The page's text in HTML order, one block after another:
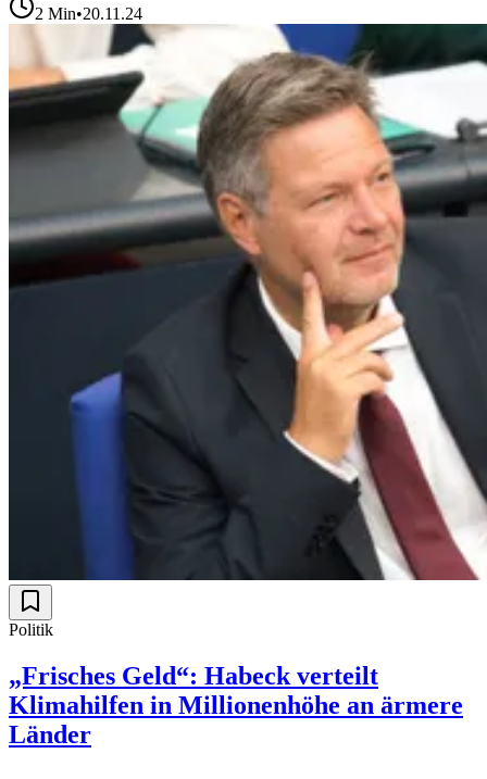
2 Min•20.11.24
Politik
„Frisches Geld“: Habeck verteilt
Klimahilfen in Millionenhöhe an ärmere
Länder